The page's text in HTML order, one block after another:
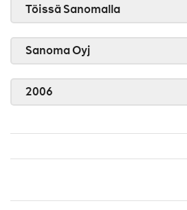
Töissä Sanomalla
Sanoma Oyj
2006